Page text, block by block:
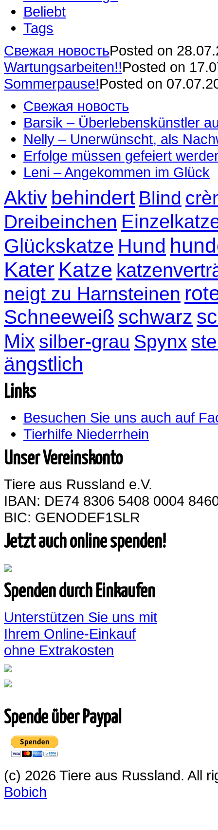
Beliebt
Tags
Свежая новостьPosted on
Wartungsarbeiten!!Posted on
Sommerpause!Posted on
Свежая новость
Barsik – Überlebenskünstler
Nelly – Unerwünscht, als
Erfolge müssen gefeiert
Leni – Angekommen im Glück
Aktiv behindert Blind
Dreibeinchen
Glückskatze Hund
Kater Katze
neigt zu Harnsteinen
Schneeweiß schwarz
Mix silber-grau Spynx
ängstlich
Links
Besuchen Sie uns auch auf
Tierhilfe Niederrhein
Unser Vereinskonto
Tiere aus Russland e.V.
IBAN: DE74 8306 5408 0004
BIC: GENODEF1SLR
Jetzt auch online spenden!
Spenden durch Einkaufen
Unterstützen Sie uns mit
Ihrem Online-Einkauf
ohne Extrakosten
Spende über Paypal
(c) 2026 Tiere aus Russland. All
Bobich